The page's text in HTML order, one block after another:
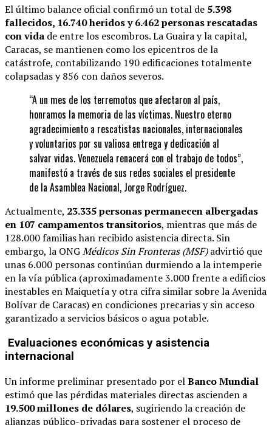
El último balance oficial confirmó un total de 5.398
fallecidos, 16.740 heridos y 6.462 personas rescatadas
con vida de entre los escombros. La Guaira y la capital,
Caracas, se mantienen como los epicentros de la
catástrofe, contabilizando 190 edificaciones totalmente
colapsadas y 856 con daños severos.
“A un mes de los terremotos que afectaron al país,
honramos la memoria de las víctimas. Nuestro eterno
agradecimiento a rescatistas nacionales, internacionales
y voluntarios por su valiosa entrega y dedicación al
salvar vidas. Venezuela renacerá con el trabajo de todos”,
manifestó a través de sus redes sociales el presidente
de la Asamblea Nacional, Jorge Rodríguez.
Actualmente, 23.335 personas permanecen albergadas
en 107 campamentos transitorios, mientras que más de
128.000 familias han recibido asistencia directa. Sin
embargo, la ONGMédicos Sin Fronteras (MSF)advirtió que
unas 6.000 personas continúan durmiendo a la intemperie
en la vía pública (aproximadamente 3.000 frente a edificios
inestables en Maiquetía y otra cifra similar sobre la Avenida
Bolívar de Caracas) en condiciones precarias y sin acceso
garantizado a servicios básicos o agua potable.
Evaluaciones económicas y asistencia
internacional
Un informe preliminar presentado por elBanco Mundial
estimó que las pérdidas materiales directas ascienden a
19.500 millones de dólares, sugiriendo la creación de
alianzas público-privadas para sostener el proceso de